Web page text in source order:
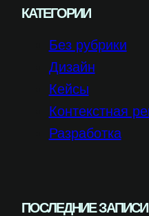
КАТЕГОРИИ
Без рубрики
Дизайн
Кейсы
Контекстная
Разработка
ПОСЛЕДНИЕ ЗАПИСИ